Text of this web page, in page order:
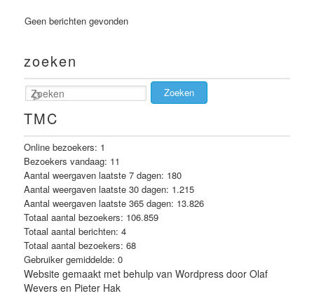
Geen berichten gevonden
zoeken
Zoeken
TMC
Online bezoekers: 1
Bezoekers vandaag: 11
Aantal weergaven laatste 7 dagen: 180
Aantal weergaven laatste 30 dagen: 1.215
Aantal weergaven laatste 365 dagen: 13.826
Totaal aantal bezoekers: 106.859
Totaal aantal berichten:4
Totaal aantal bezoekers:68
Gebruiker gemiddelde:0
Website gemaakt met behulp van Wordpress door Olaf
Wevers en Pieter Hak